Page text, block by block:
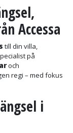
Accessa
till din villa,
på
och
regi – med fokus
i